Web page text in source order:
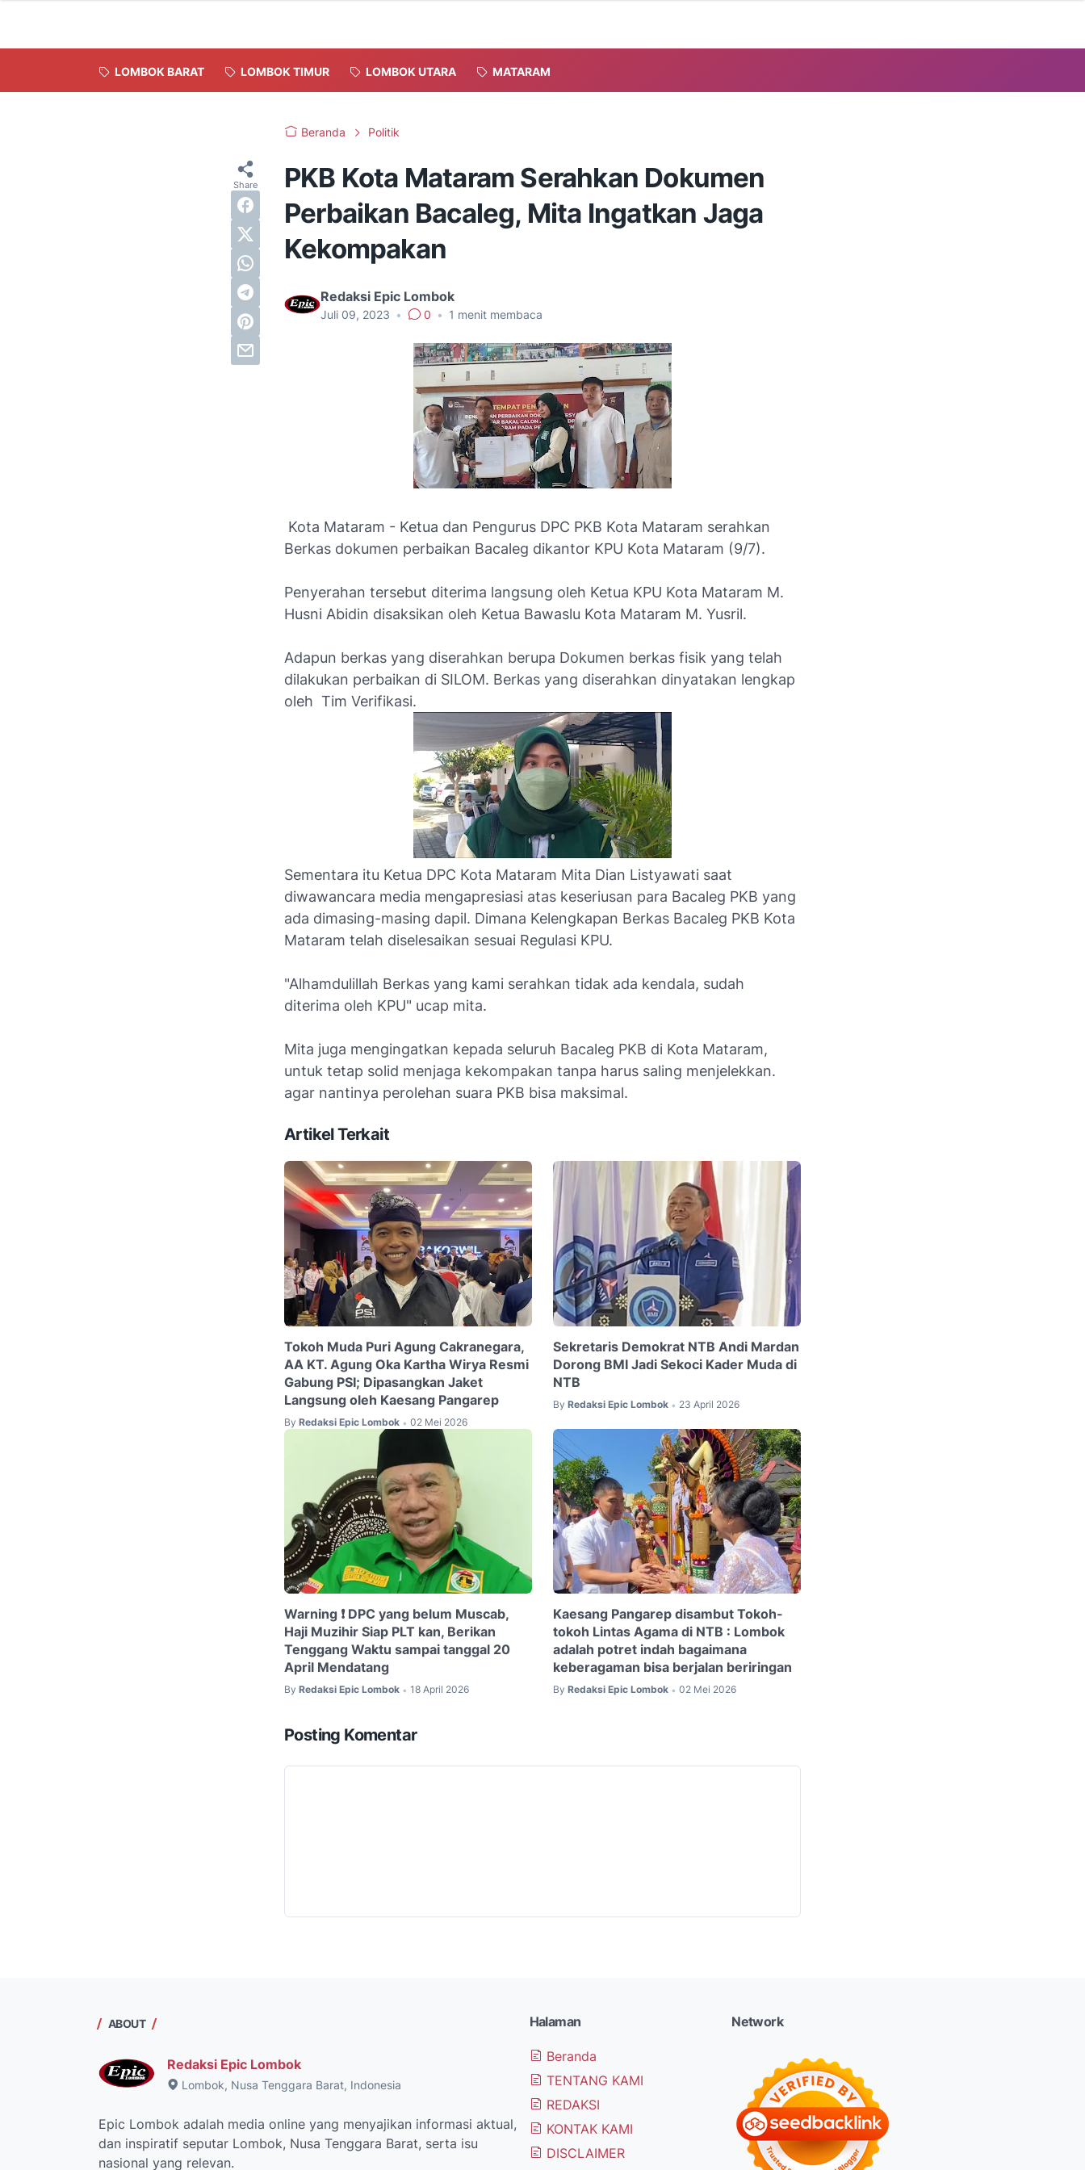
LOMBOK BARAT LOMBOK TIMUR LOMBOK UTARA MATARAM
Beranda Politik
PKB Kota Mataram Serahkan Dokumen
Perbaikan Bacaleg, Mita Ingatkan Jaga
Kekompakan
Redaksi Epic Lombok
Juli 09, 2023 • 0 • 1 menit membaca
Kota Mataram - Ketua dan Pengurus DPC PKB Kota Mataram serahkan
Berkas dokumen perbaikan Bacaleg dikantor KPU Kota Mataram (9/7).
Penyerahan tersebut diterima langsung oleh Ketua KPU Kota Mataram M.
Husni Abidin disaksikan oleh Ketua Bawaslu Kota Mataram M. Yusril.
Adapun berkas yang diserahkan berupa Dokumen berkas fisik yang telah
dilakukan perbaikan di SILOM. Berkas yang diserahkan dinyatakan lengkap
oleh Tim Verifikasi.
Sementara itu Ketua DPC Kota Mataram Mita Dian Listyawati saat
diwawancara media mengapresiasi atas keseriusan para Bacaleg PKB yang
ada dimasing-masing dapil. Dimana Kelengkapan Berkas Bacaleg PKB Kota
Mataram telah diselesaikan sesuai Regulasi KPU.
"Alhamdulillah Berkas yang kami serahkan tidak ada kendala, sudah
diterima oleh KPU" ucap mita.
Mita juga mengingatkan kepada seluruh Bacaleg PKB di Kota Mataram,
untuk tetap solid menjaga kekompakan tanpa harus saling menjelekkan.
agar nantinya perolehan suara PKB bisa maksimal.
Artikel Terkait
Tokoh Muda Puri Agung Cakranegara,
AA KT. Agung Oka Kartha Wirya Resmi
Gabung PSI; Dipasangkan Jaket
Langsung oleh Kaesang Pangarep
By Redaksi Epic Lombok • 02 Mei 2026
Sekretaris Demokrat NTB Andi Mardan
Dorong BMI Jadi Sekoci Kader Muda di
NTB
By Redaksi Epic Lombok • 23 April 2026
Warning ❗️ DPC yang belum Muscab,
Haji Muzihir Siap PLT kan, Berikan
Tenggang Waktu sampai tanggal 20
April Mendatang
By Redaksi Epic Lombok • 18 April 2026
Kaesang Pangarep disambut Tokoh-
tokoh Lintas Agama di NTB : Lombok
adalah potret indah bagaimana
keberagaman bisa berjalan beriringan
By Redaksi Epic Lombok • 02 Mei 2026
Posting Komentar
ABOUT
Redaksi Epic Lombok
Lombok, Nusa Tenggara Barat, Indonesia
Epic Lombok adalah media online yang menyajikan informasi aktual,
dan inspiratif seputar Lombok, Nusa Tenggara Barat, serta isu
nasional yang relevan.
Halaman
Beranda
TENTANG KAMI
REDAKSI
KONTAK KAMI
DISCLAIMER
Network